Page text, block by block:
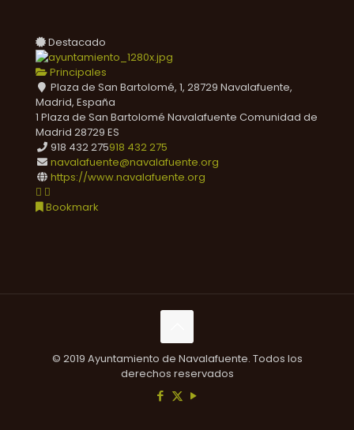
Destacado
Principales
Plaza de San Bartolomé, 1, 28729 Navalafuente,
Madrid, España
1 Plaza de San Bartolomé Navalafuente Comunidad de
Madrid 28729 ES
918 432 275918 432 275
navalafuente@navalafuente.org
https://www.navalafuente.org
Bookmark
© 2019 Ayuntamiento de Navalafuente. Todos los
derechos reservados